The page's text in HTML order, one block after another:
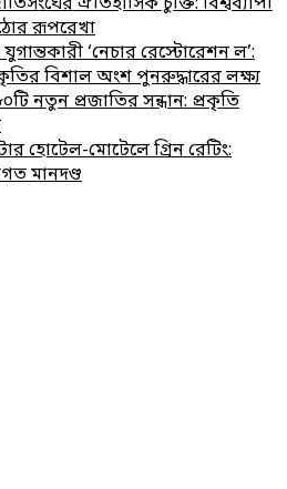
রূপরেখা
‘নেচার রেস্টোরেশন ল’:
বিশাল অংশ পুনরুদ্ধারের লক্ষ্য
নতুন প্রজাতির সন্ধান: প্রকৃতি
হোটেল-মোটেলে গ্রিন রেটিং:
মানদণ্ড